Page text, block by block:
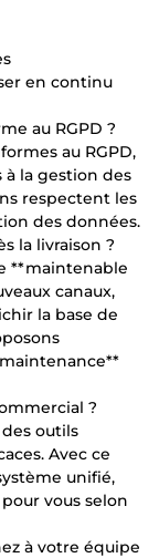
en continu
au RGPD ?
au RGPD,
à la gestion des
respectent les
des données.
la livraison ?
**maintenable
canaux,
la base de
?
outils
Avec ce
unifié,
vous selon
à votre équipe